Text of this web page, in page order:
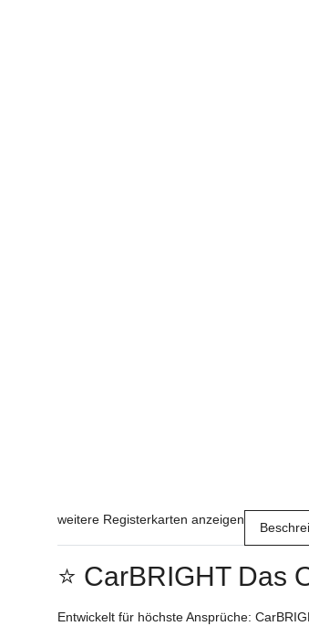
weitere Registerkarten anzeigen
⭐ CarBRIGHT Das
Entwickelt für höchste Ansprüche: